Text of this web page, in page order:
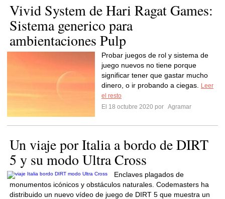
Vivid System de Hari Ragat Games:
Sistema generico para
ambientaciones Pulp
Probar juegos de rol y sistema de
juego nuevos no tiene porque
significar tener que gastar mucho
dinero, o ir probando a ciegas.
Leer
el resto
El 18 octubre 2020 por Agramar
Un viaje por Italia a bordo de DIRT
5 y su modo Ultra Cross
Enclaves plagados de
monumentos icónicos y obstáculos naturales. Codemasters ha
distribuido un nuevo vídeo de juego de DIRT 5 que muestra un